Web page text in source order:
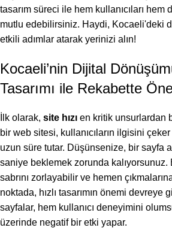
tasarım süreci ile hem kullanıcıları hem
mutlu edebilirsiniz. Haydi, Kocaeli'deki
etkili adımlar atarak yerinizi alın!
Kocaeli’nin Dijital
Tasarımı ile Rekabette
İlk olarak, site hızı en kritik unsurlardan
bir web sitesi, kullanıcıların ilgisini
uzun süre tutar. Düşünsenize, bir sayfa
saniye beklemek zorunda kalıyorsunuz.
sabrını zorlayabilir ve hemen
noktada, hızlı tasarımın önemi devreye
sayfalar, hem kullanıcı deneyimini
üzerinde negatif bir etki yapar.